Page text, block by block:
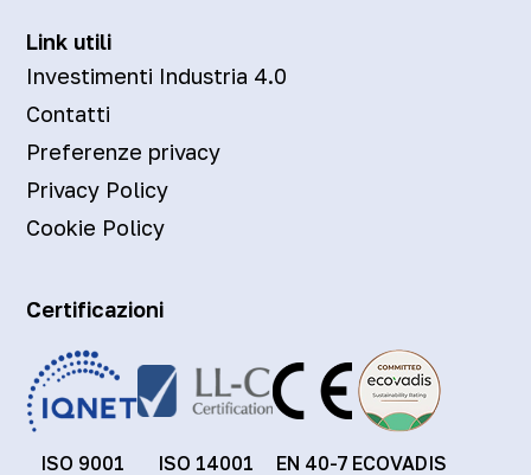
Link utili
Investimenti Industria 4.0
Contatti
Preferenze privacy
Privacy Policy
Cookie Policy
Certificazioni
ISO 9001 ISO 14001 EN 40-7 ECOVADIS